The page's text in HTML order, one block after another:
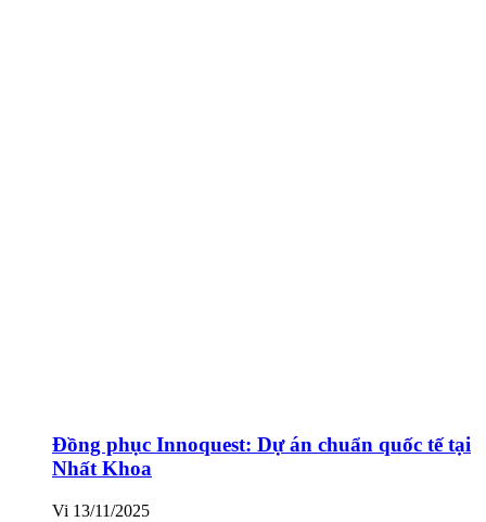
Đồng phục Innoquest: Dự án chuẩn quốc tế tại
Nhất Khoa
Vi 13/11/2025